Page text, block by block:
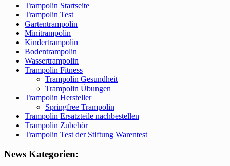
Trampolin Startseite
Trampolin Test
Gartentrampolin
Minitrampolin
Kindertrampolin
Bodentrampolin
Wassertrampolin
Trampolin Fitness
Trampolin Gesundheit
Trampolin Übungen
Trampolin Hersteller
Springfree Trampolin
Trampolin Ersatzteile nachbestellen
Trampolin Zubehör
Trampolin Test der Stiftung Warentest
News Kategorien: